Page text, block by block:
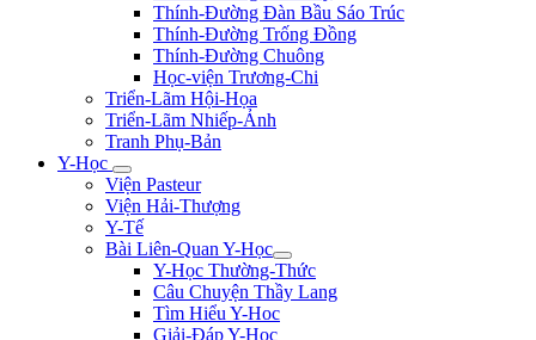
Thính-Đường Đàn Bầu Sáo Trúc
Thính-Đường Trống Đồng
Thính-Đường Chuông
Học-viện Trương-Chi
Triển-Lãm Hội-Họa
Triển-Lãm Nhiếp-Ảnh
Tranh Phụ-Bản
Y-Học
Viện Pasteur
Viện Hải-Thượng
Y-Tế
Bài Liên-Quan Y-Học
Y-Học Thường-Thức
Câu Chuyện Thầy Lang
Tìm Hiểu Y-Hoc
Giải-Đáp Y-Học